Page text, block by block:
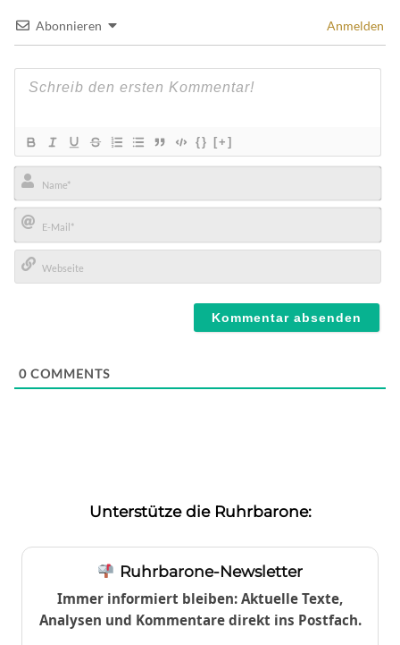
Abonnieren Anmelden
{} [+]
Name*
E-
Mail*
0 COMMENTS
Unterstütze die Ruhrbarone:
Ruhrbarone-Newsletter
Immer informiert bleiben: Aktuelle Texte,
Analysen und Kommentare direkt ins Postfach.